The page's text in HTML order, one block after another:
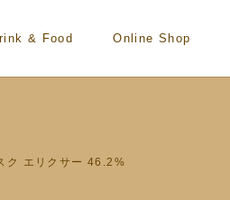
& Food Online Shop
ク エリクサー 46.2%